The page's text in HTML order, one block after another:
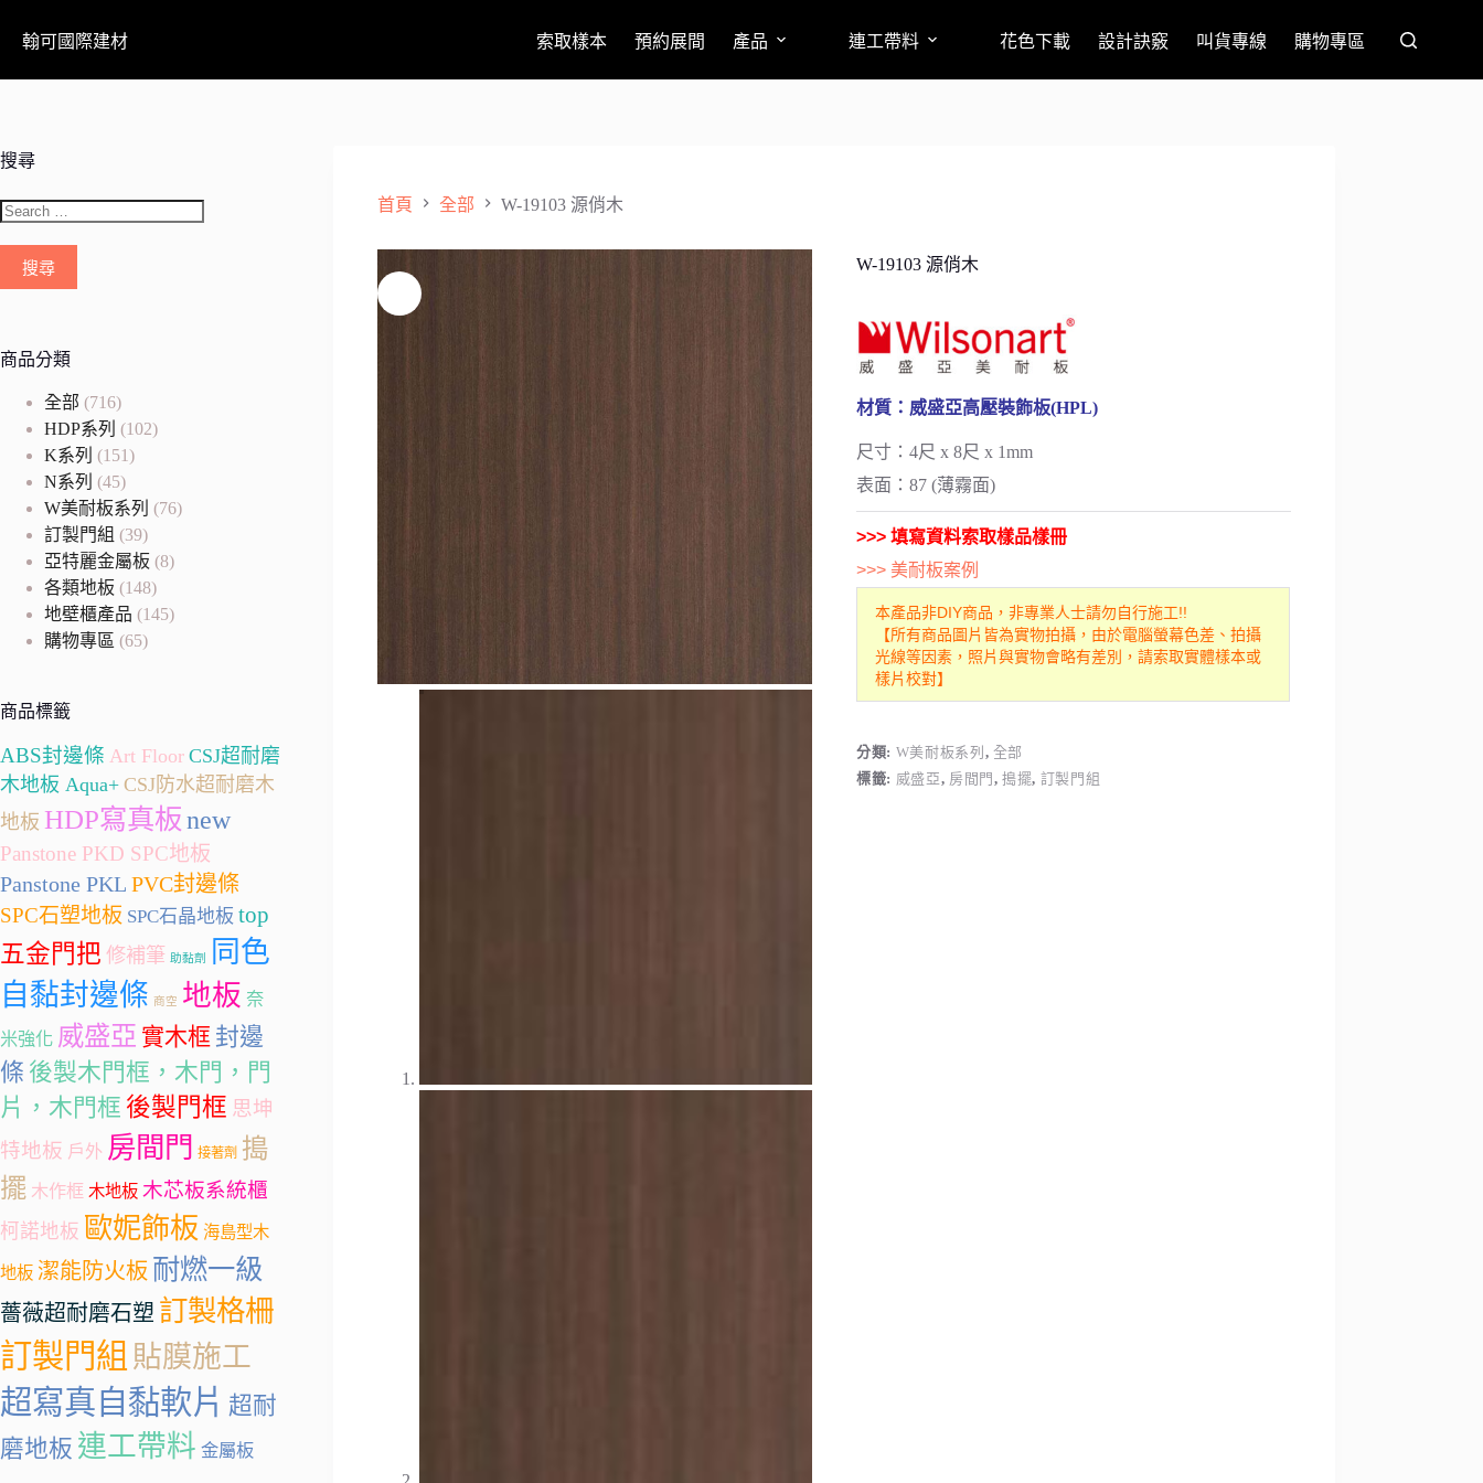
翰可國際建材 索取樣本 預約展間 產品 連工帶料 花色下載 設計訣竅 叫貨專線 購物專區
首頁 全部 W-19103 源俏木
W-19103 源俏木
材質：威盛亞高壓裝飾板(HPL)
尺寸：4尺 x 8尺 x 1mm
表面：87 (薄霧面)
>>> 填寫資料索取樣品樣冊
>>> 美耐板案例
本產品非DIY商品，非專業人士請勿自行施工!!
【所有商品圖片皆為實物拍攝，由於電腦螢幕色差、拍攝
光線等因素，照片與實物會略有差別，請索取實體樣本或
樣片校對】
分類: W美耐板系列 , 全部
標籤: 威盛亞, 房間門 ,搗擺, 訂製門組
搜尋
商品分類
全部 (716)
HDP系列 (102)
K系列 (151)
N系列 (45)
W美耐板系列 (76)
訂製門組 (39)
亞特麗金屬板 (8)
各類地板 (148)
地壁櫃產品 (145)
購物專區 (65)
商品標籤
ABS封邊條 Art Floor CSJ超耐磨
木地板 Aqua+ CSJ防水超耐磨木
地板 HDP寫真板new
Panstone PKD SPC地板
Panstone PKL PVC封邊條
SPC石塑地板 SPC石晶地板 top
五金門把 修補筆 助黏劑
同色
自黏封邊條 商空 地板 奈
米強化 威盛亞 實木框 封邊
條 後製木門框，木門，門
片，木門框 後製門框 思坤
特地板 戶外 房間門 接著劑 搗
擺 木作框 木地板 木芯板系統櫃
柯諾地板 歐妮飾板 海島型木
地板 潔能防火板 耐燃一級
薔薇超耐磨石塑 訂製格柵
訂製門組 貼膜施工
超寫真自黏軟片 超耐
磨地板 連工帶料 金屬板